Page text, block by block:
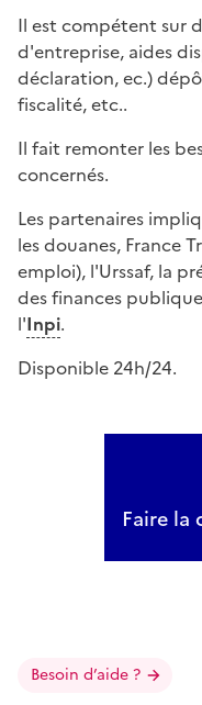
Il est compétent sur
d'entreprise, aides
déclaration, ec.)
fiscalité, etc..
Il fait remonter les
concernés.
Les partenaires
les douanes, France
emploi), l'Urssaf, la
des finances
l'Inpi.
Disponible 24h/24.
Faire la
Besoin d’aide ?